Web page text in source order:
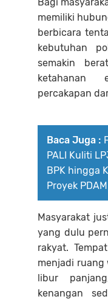
Bagi
memiliki
berbicara
kebutuhan
semakin
ketahanan
percakapan
Baca Juga :
PALI Kuliti
BPK hingga
Proyek PDAM
Masyarakat
yang dulu
rakyat.
menjadi ruang
libur
kenangan